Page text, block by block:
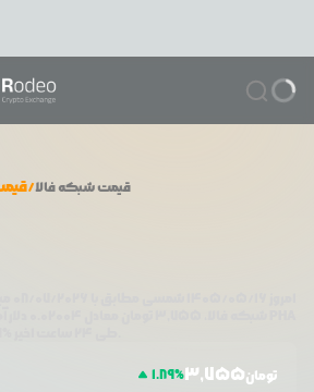
/ قیمتشبکه فالا
1.89%3,755تومان